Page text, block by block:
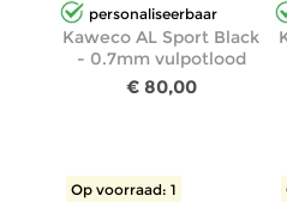
personaliseerbaar
Kaweco AL Sport Black
- 0.7mm vulpotlood
€ 80,00
Op voorraad: 1